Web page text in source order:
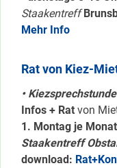
Staakentreff
Mehr Info
Rat von Kiez-
• Kiezsprechstunde
Infos + Rat von
1. Montag je
Staakentreff
download: